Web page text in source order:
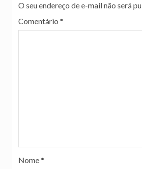
O seu endereço de e-mail não será
Comentário *
Nome*